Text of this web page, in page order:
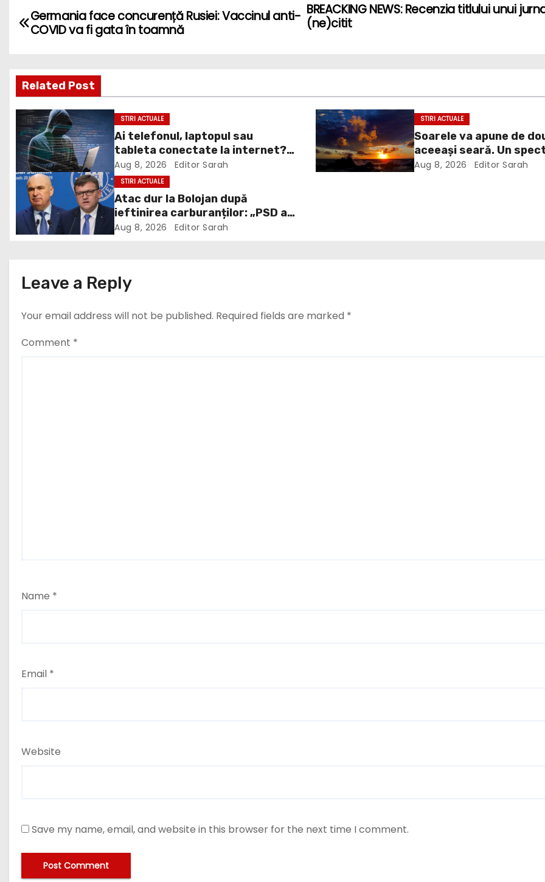
P
t
n
a
v
g
i
o
n
BREACKING NEWS: Recenzia titlului unui
(ne)citit
Germania face concurență Rusiei: Vaccinul anti-
COVID va fi gata în toamnă
Related Post
STIRI ACTUALE
Ai telefonul, laptopul sau
tableta conectate la internet?
DNSC avertizează asupra unui
risc pe care mulți utilizatori îl
ignoră
Aug 8, 2026 Editor Sarah
STIRI ACTUALE
Soarele va apune de
aceeași seară. Un
va întrerupe liniștea
Aug 8, 2026 Editor Sarah
STIRI ACTUALE
Atac dur la Bolojan după
ieftinirea carburanților: „PSD a
scris legea. Dumneavoastră ați
Aug 8, 2026 Editor Sarah
Leave a Reply
Your email address will not be published. Required fields are marked *
Comment *
Name *
Email *
Website
Save my name, email, and website in this browser for the next time I comment.